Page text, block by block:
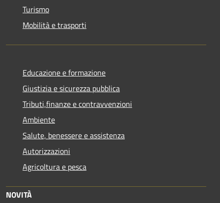
Turismo
Mobilità e trasporti
Educazione e formazione
Giustizia e sicurezza pubblica
Tributi,finanze e contravvenzioni
Ambiente
Salute, benessere e assistenza
Autorizzazioni
Agricoltura e pesca
NOVITÀ